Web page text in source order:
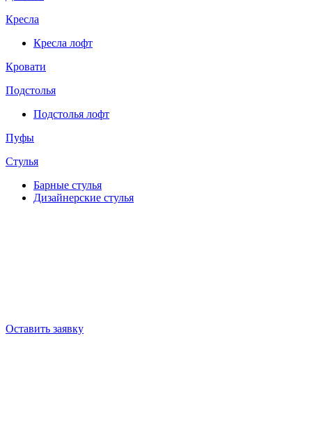
Кресла
Кресла лофт
Кровати
Подстолья
Подстолья лофт
Пуфы
Стулья
Барные cтулья
Дизайнерские cтулья
Оставить заявку